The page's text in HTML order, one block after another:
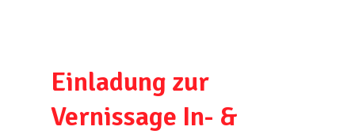
Einladung zur
Vernissage In- &